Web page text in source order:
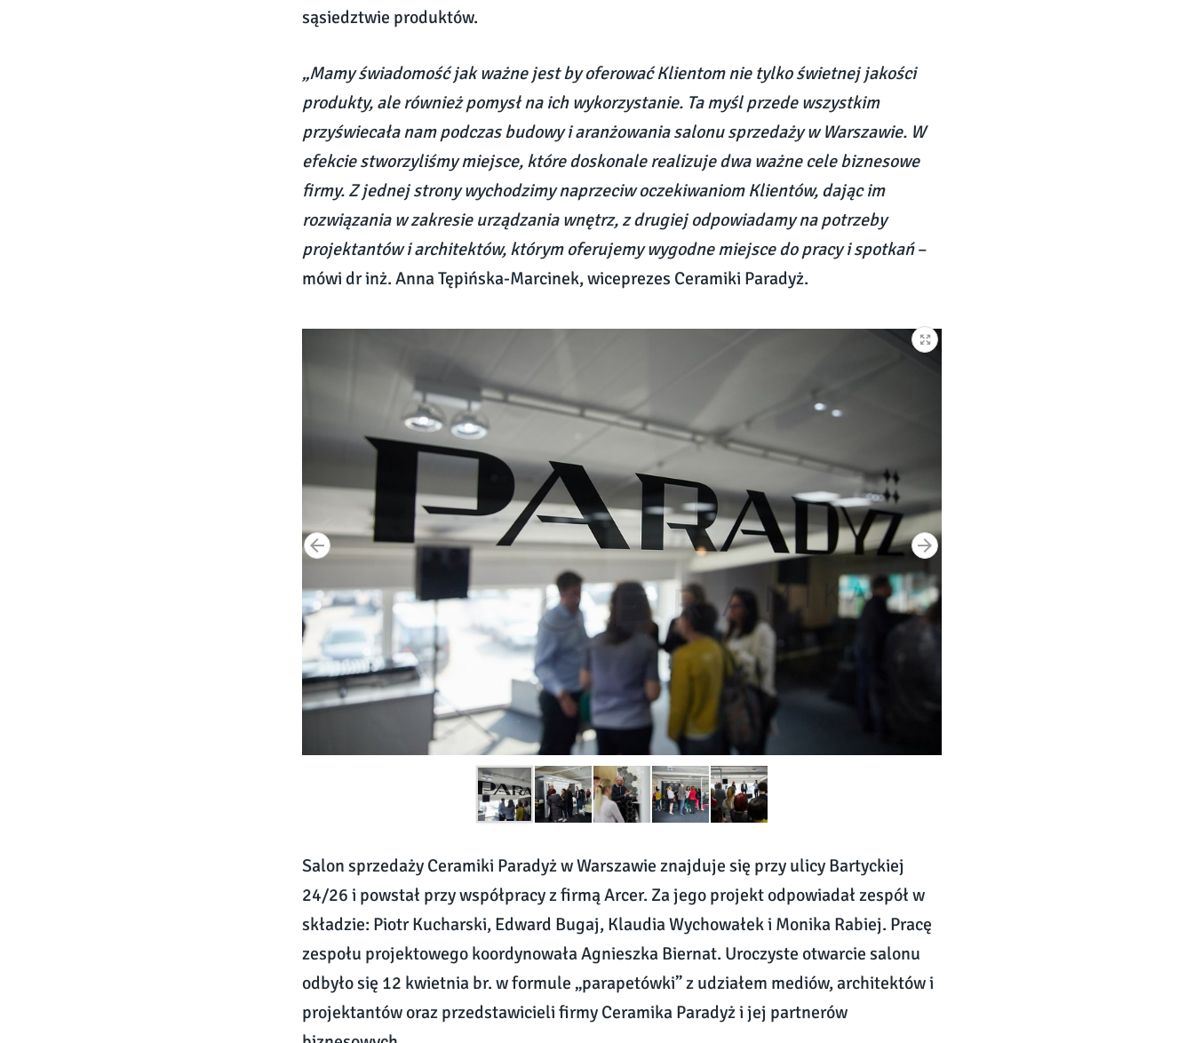
sąsiedztwie produktów.
„Mamy świadomość jak ważne jest by oferować Klientom nie tylko świetnej jakości
produkty, ale również pomysł na ich wykorzystanie. Ta myśl przede wszystkim
przyświecała nam podczas budowy i aranżowania salonu sprzedaży w Warszawie. W
efekcie stworzyliśmy miejsce, które doskonale realizuje dwa ważne cele biznesowe
firmy. Z jednej strony wychodzimy naprzeciw oczekiwaniom Klientów, dając im
rozwiązania w zakresie urządzania wnętrz, z drugiej odpowiadamy na potrzeby
projektantów i architektów, którym oferujemy wygodne miejsce do pracy i spotkań–
mówi dr inż. Anna Tępińska-Marcinek, wiceprezes Ceramiki Paradyż.
Salon sprzedaży Ceramiki Paradyż w Warszawie znajduje się przy ulicy Bartyckiej
24/26 i powstał przy współpracy z firmą Arcer. Za jego projekt odpowiadał zespół w
składzie: Piotr Kucharski, Edward Bugaj, Klaudia Wychowałek i Monika Rabiej. Pracę
zespołu projektowego koordynowała Agnieszka Biernat. Uroczyste otwarcie salonu
odbyło się 12 kwietnia br. w formule „parapetówki” z udziałem mediów, architektów i
projektantów oraz przedstawicieli firmy Ceramika Paradyż i jej partnerów